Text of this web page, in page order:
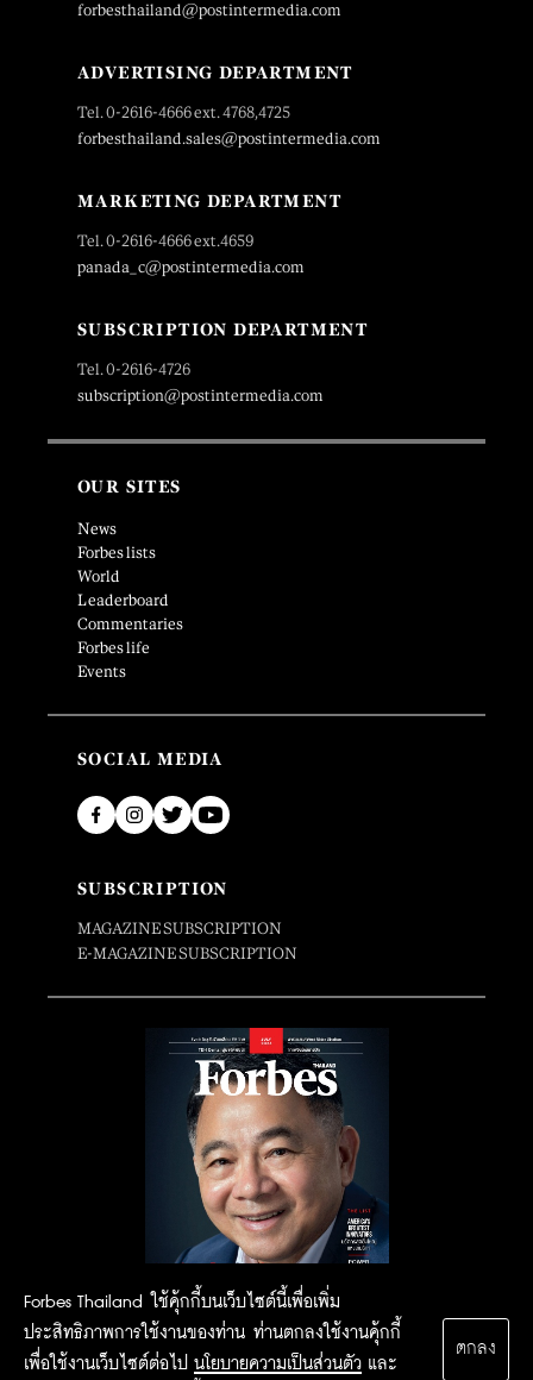
Forbes Thailand ใช้คุ้กกี้บนเว็บไซต์นี้เพื่อเพิ่ม
ประสิทธิภาพการใช้งานของท่าน ท่านตกลงใช้งานคุ้กกี้
เพื่อใช้งานเว็บไซต์ต่อไป นโยบายความเป็นส่วนตัว และ
ตกลง
forbesthailand@postintermedia.com
ADVERTISING DEPARTMENT
Tel. 0-2616-4666 ext. 4768,4725
forbesthailand.sales@postintermedia.com
MARKETING DEPARTMENT
Tel. 0-2616-4666 ext.4659
panada_c@postintermedia.com
SUBSCRIPTION DEPARTMENT
Tel. 0-2616-4726
subscription@postintermedia.com
OUR SITES
News
Forbes lists
World
Leaderboard
Commentaries
Forbes life
Events
SOCIAL MEDIA
SUBSCRIPTION
MAGAZINE SUBSCRIPTION
E-MAGAZINE SUBSCRIPTION